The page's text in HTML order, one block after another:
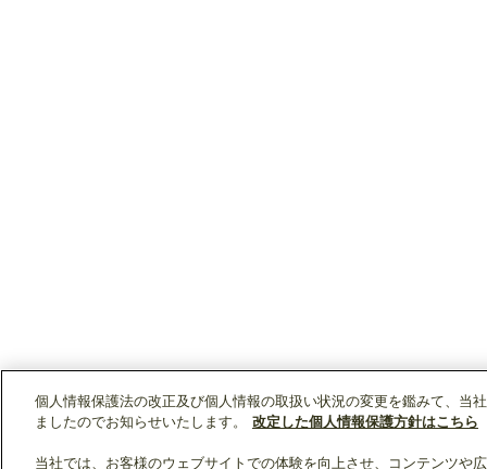
個人情報保護法の改正及び個人情報の取扱い状況の変更を鑑みて、当
ましたのでお知らせいたします。
改定した個人情報保護方針はこちら
当社では、お客様のウェブサイトでの体験を向上させ、コンテンツや